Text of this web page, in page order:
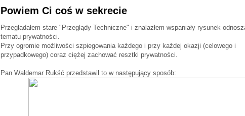
Powiem Ci coś w sekrecie
Przeglądałem stare "Przeglądy Techniczne" i znalazłem wspaniały rysunek
tematu prywatności.
Przy ogromie możliwości szpiegowania każdego i przy każdej okazji (celowego i
przypadkowego) coraz ciężej zachować resztki prywatności.
Pan Waldemar Rukść przedstawił to w następujący sposób: